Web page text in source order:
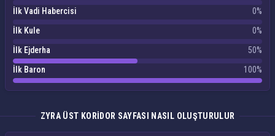
İlk Vadi Habercisi
0%
İlk Kule
0%
İlk Ejderha
50%
İlk Baron
100%
ZYRA ÜST KORIDOR SAYFASI NASIL OLUŞTURULUR